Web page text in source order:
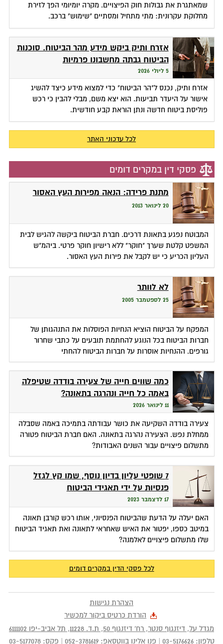
שמאתגרת את גבולות חוק הפיצויים. מקרה יומיומי הפך לזירת
מחלוקת עקרונית: מתי מתחיל ומסתיים "שימוש" ברכב.
אזרח ותיק ביקש מידע מהר הביטוח. סוכנות
הביטוח גבתה מחשבונו פרמיות
5 ליולי 2026
אזרח ותיק, נכנס ל"הר הביטוח" כדי למצוא מידע כיצד להשיג
אישור על היעדר תביעות. הוא יצא משם, מבלי להבין כי רכש
פוליסת ביטוח חדשה ונתן הוראת קבע חודשית.
לכל עדכוני האתר
פסקי דין במקרים דומים
מתנת פרידה: הנאה מפירות העץ האסור
20 לינואר 2013
המבוטח נפגע בתאונת דרכים. חברת הביטוח ביקשה להגיש לבית
המשפט קלטת שערך "חוקר" ללא רישיון חוקר פרטי. ביהמ"ש
העליון הכריע כי יש לקבל את פירות העץ האסור.
לא לוותר
25 לספטמבר 2005
המפקח על הביטוח הוציא הנחיות הפוסלות את התנהגותן של
חברות הביטוח בכל הנוגע להחתמת תובעים על כתבי שחרור
גורפים. ההנחיות אוסרות על חברות הביטוח להחתי
כמה שווים חייה של צעירה בודדה שטיפלה
באמה כל חייה ונהרגה בתאונה?
11 לינואר 2026
צעירה בודדה השקיעה את כושר עבודתה בתמיכה באמה שסבלה
ממחלת נפש. הצעירה נהרגה בתאונה. האם חברת הביטוח פטורה
מתשלום פיצויים עבור השנים האבודות?
7 שופטי עליון בדיון נוסף, שמו קץ לגזל
פנסיות על ידי תאגידי הביטוח
17 לדצמבר 2023
האם יעלה על הדעת שהביטוח הפנסיוני, אותו רכש קורבן תאונה
במיטב כספו, יפטור את האיש שאחראי לתאונה ואת תאגיד הביטוח
שלו מתשלום פיצויים לאלמנה?
לכל פסקי הדין במקרים דומים
הצהרת נגישות
הורדת כרטיס ביקור למכשיר
מגדל על, דיזנגוף סנטר, רח' דיזנגוף 50
, ת.ד. 11228
, תל אביב-יפו 6111102
טלפון:03-5176626 פנו אלינו בווטסאפ:052-3781619 פקס:03-5177078